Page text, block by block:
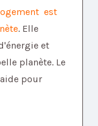
est
. Elle
et
planète. Le
pour